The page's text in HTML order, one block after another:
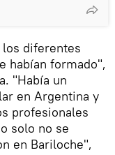
diferentes
habían formado",
"Había un
en Argentina y
profesionales
solo no se
en Bariloche",